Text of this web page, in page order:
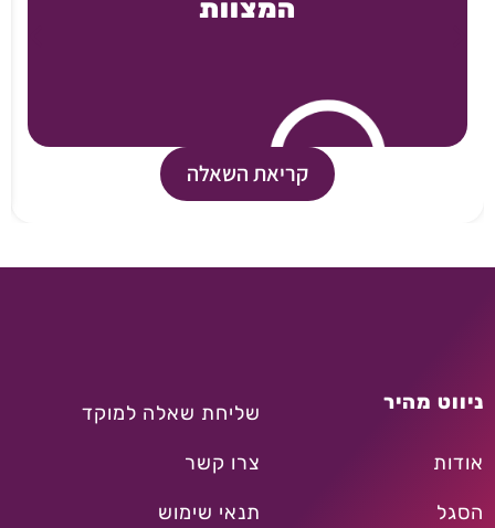
המצוות
קריאת השאלה
ניווט מהיר
אודות
הסגל
שליחת שאלה למוקד
צרו קשר
תנאי שימוש